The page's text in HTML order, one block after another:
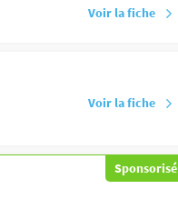
Voir la fiche
Voir la fiche
Sponsorisé